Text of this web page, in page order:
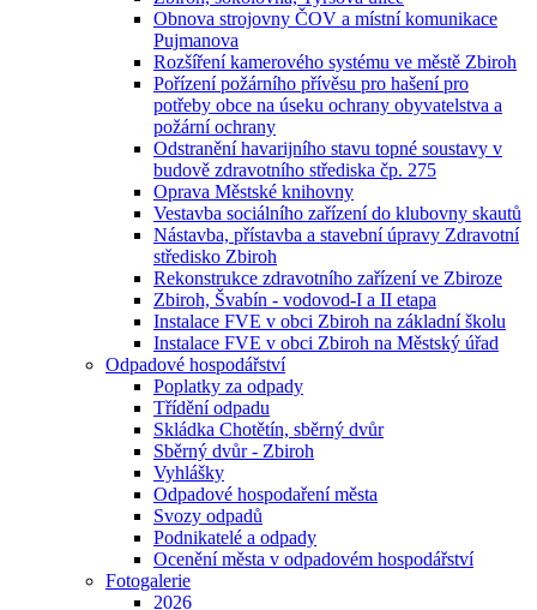
Obnova strojovny ČOV a místní komunikace
Pujmanova
Rozšíření kamerového systému ve městě Zbiroh
Pořízení požárního přívěsu pro hašení pro
potřeby obce na úseku ochrany obyvatelstva a
požární ochrany
Odstranění havarijního stavu topné soustavy v
budově zdravotního střediska čp. 275
Oprava Městské knihovny
Vestavba sociálního zařízení do klubovny skautů
Nástavba, přístavba a stavební úpravy Zdravotní
středisko Zbiroh
Rekonstrukce zdravotního zařízení ve Zbiroze
Zbiroh, Švabín - vodovod-I a II etapa
Instalace FVE v obci Zbiroh na základní školu
Instalace FVE v obci Zbiroh na Městský úřad
Odpadové hospodářství
Poplatky za odpady
Třídění odpadu
Skládka Chotětín, sběrný dvůr
Sběrný dvůr - Zbiroh
Vyhlášky
Odpadové hospodaření města
Svozy odpadů
Podnikatelé a odpady
Ocenění města v odpadovém hospodářství
Fotogalerie
2026